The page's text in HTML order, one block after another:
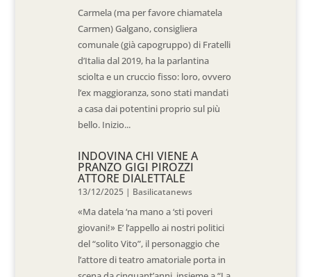
Carmela (ma per favore chiamatela
Carmen) Galgano, consigliera
comunale (già capogruppo) di Fratelli
d’Italia dal 2019, ha la parlantina
sciolta e un cruccio fisso: loro, ovvero
l’ex maggioranza, sono stati mandati
a casa dai potentini proprio sul più
bello. Inizio...
INDOVINA CHI VIENE A
PRANZO GIGI PIROZZI
ATTORE DIALETTALE
13/12/2025 | Basilicatanews
«Ma datela ‘na mano a ‘sti poveri
giovani!» E’ l’appello ai nostri politici
del “solito Vito”, il personaggio che
l’attore di teatro amatoriale porta in